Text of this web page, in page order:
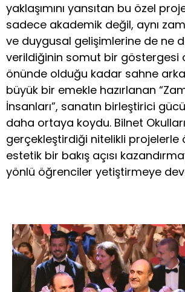
yaklaşımını yansıtan bu özel
sadece akademik değil, aynı
ve duygusal gelişimlerine de ne
verildiğinin somut bir göstergesi
önünde olduğu kadar sahne
büyük bir emekle hazırlanan
İnsanları”, sanatın birleştirici
daha ortaya koydu. Bilnet
gerçekleştirdiği nitelikli projelerle
estetik bir bakış açısı
yönlü öğrenciler yetiştirmeye